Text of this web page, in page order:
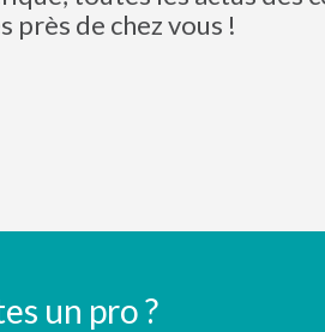
près de chez vous !
un pro ?